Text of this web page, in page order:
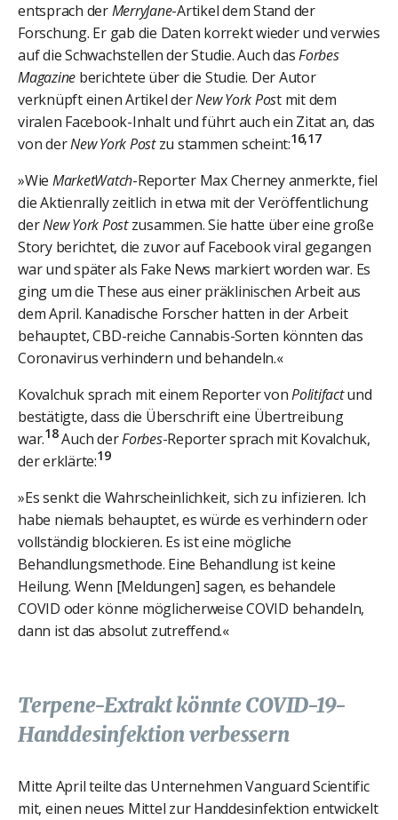
entsprach derMerryJane-Artikel dem Stand der
Forschung. Er gab die Daten korrekt wieder und verwies
auf die Schwachstellen der Studie. Auch dasForbes
Magazine berichtete über die Studie. Der Autor
verknüpft einen Artikel derNew York Post mit dem
viralen Facebook-Inhalt und führt auch ein Zitat an, das
von derNew York Postzu stammen scheint:16,17
»Wie MarketWatch-Reporter Max Cherney anmerkte, fiel
die Aktienrally zeitlich in etwa mit der Veröffentlichung
derNew York Postzusammen. Sie hatte über eine große
Story berichtet, die zuvor auf Facebook viral gegangen
war und später als Fake News markiert worden war. Es
ging um die These aus einer präklinischen Arbeit aus
dem April. Kanadische Forscher hatten in der Arbeit
behauptet, CBD-reiche Cannabis-Sorten könnten das
Coronavirus verhindern und behandeln.«
Kovalchuk sprach mit einem Reporter vonPolitifactund
bestätigte, dass die Überschrift eine Übertreibung
war.18Auch derForbes-Reporter sprach mit Kovalchuk,
der erklärte:19
»Es senkt die Wahrscheinlichkeit, sich zu infizieren. Ich
habe niemals behauptet, es würde es verhindern oder
vollständig blockieren. Es ist eine mögliche
Behandlungsmethode. Eine Behandlung ist keine
Heilung. Wenn [Meldungen] sagen, es behandele
COVID oder könne möglicherweise COVID behandeln,
dann ist das absolut zutreffend.«
Terpene-Extrakt könnte COVID-19-
Handdesinfektion verbessern
Mitte April teilte das Unternehmen Vanguard Scientific
mit, einen neues Mittel zur Handdesinfektion entwickelt